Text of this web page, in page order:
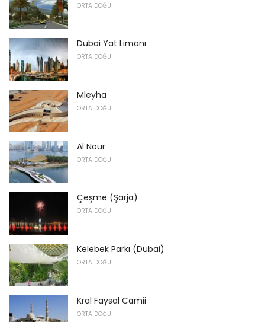
ORTA DOĞU
Dubai Yat Limanı
ORTA DOĞU
Mleyha
ORTA DOĞU
Al Nour
ORTA DOĞU
Çeşme (Şarja)
ORTA DOĞU
Kelebek Parkı (Dubai)
ORTA DOĞU
Kral Faysal Camii
ORTA DOĞU